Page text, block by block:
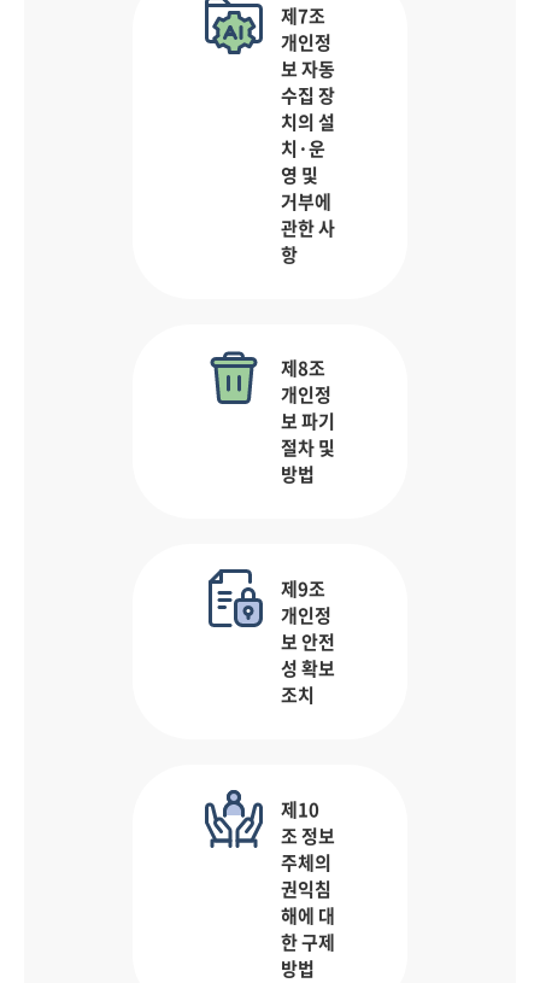
제7조
개인정
보 자동
수집 장
치의 설
치·운
영 및
거부에
관한 사
항
제8조
개인정
보 파기
절차 및
방법
제9조
개인정
보 안전
성 확보
조치
제10
조 정보
주체의
권익침
해에 대
한 구제
방법